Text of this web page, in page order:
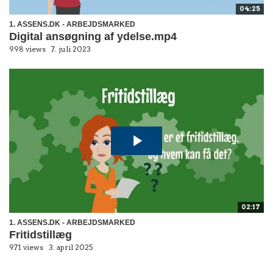
04:25
1. ASSENS.DK - ARBEJDSMARKED
Digital ansøgning af ydelse.mp4
998 views 7. juli 2023
02:17
1. ASSENS.DK - ARBEJDSMARKED
Fritidstillæg
971 views 3. april 2025